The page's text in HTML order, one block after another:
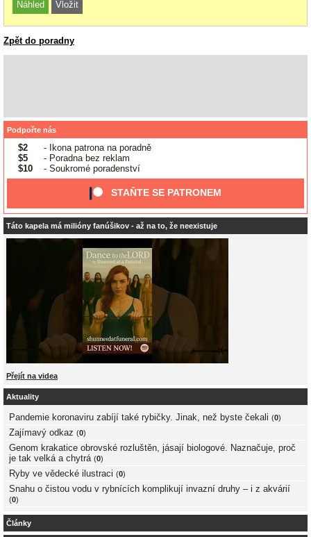
Zpět do poradny
Podpořte nás
$2
- Ikona patrona na poradně
$5
- Poradna bez reklam
$10
- Soukromé poradenství
STAŇTE SE PATRONEM
Táto kapela má milióny fanúšikov - až na to, že neexistuje
Přejít na videa
Aktuality
Pandemie koronaviru zabíjí také rybičky. Jinak, než byste čekali (0)
Zajímavý odkaz (0)
Genom krakatice obrovské rozluštěn, jásají biologové. Naznačuje, proč
je tak velká a chytrá (0)
Ryby ve vědecké ilustraci (0)
Snahu o čistou vodu v rybnících komplikují invazní druhy – i z akvárií
(0)
Články